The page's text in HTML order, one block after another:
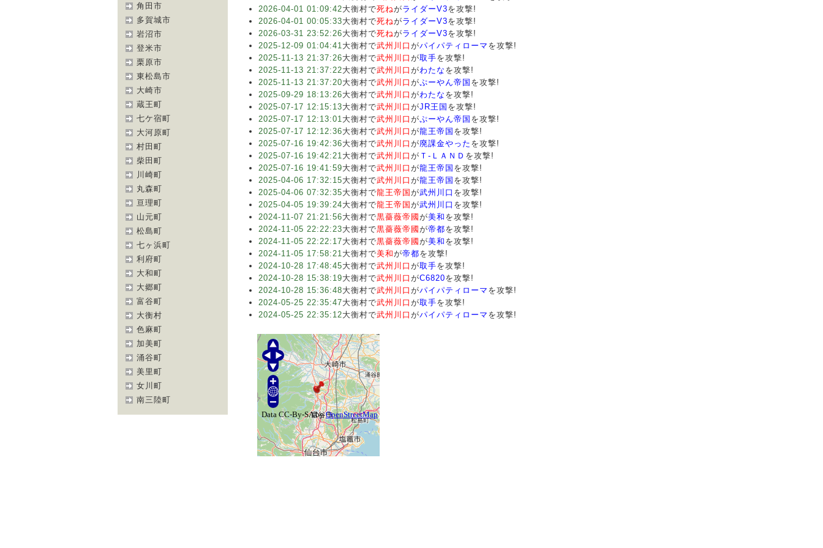
角田市
多賀城市
岩沼市
登米市
栗原市
東松島市
大崎市
蔵王町
七ケ宿町
大河原町
村田町
柴田町
川崎町
丸森町
亘理町
山元町
松島町
七ヶ浜町
利府町
大和町
大郷町
富谷町
大衡村
色麻町
加美町
涌谷町
美里町
女川町
南三陸町
2026-04-01 01:09:42大衡村で死ねがライダーV3を攻撃!
2026-04-01 00:05:33大衡村で死ねがライダーV3を攻撃!
2026-03-31 23:52:26大衡村で死ねがライダーV3を攻撃!
2025-12-09 01:04:41大衡村で武州川口 がパイパティローマ を攻撃!
2025-11-13 21:37:26大衡村で武州川口 が取手を攻撃!
2025-11-13 21:37:22大衡村で武州川口 がわたな を攻撃!
2025-11-13 21:37:20大衡村で武州川口 がぷーやん帝国 を攻撃!
2025-09-29 18:13:26大衡村で武州川口 がわたな を攻撃!
2025-07-17 12:15:13大衡村で武州川口 がJR王国 を攻撃!
2025-07-17 12:13:01大衡村で武州川口 がぷーやん帝国 を攻撃!
2025-07-17 12:12:36大衡村で武州川口 が龍王帝国 を攻撃!
2025-07-16 19:42:36大衡村で武州川口 が廃課金やった を攻撃!
2025-07-16 19:42:21大衡村で武州川口 が Ｔ‐ＬＡＮＤ を攻撃!
2025-07-16 19:41:59大衡村で武州川口 が龍王帝国 を攻撃!
2025-04-06 17:32:15大衡村で武州川口 が龍王帝国 を攻撃!
2025-04-06 07:32:35大衡村で龍王帝国 が武州川口 を攻撃!
2025-04-05 19:39:24大衡村で龍王帝国 が武州川口 を攻撃!
2024-11-07 21:21:56大衡村で黒薔薇帝國 が美和 を攻撃!
2024-11-05 22:22:23大衡村で黒薔薇帝國 が帝都を攻撃!
2024-11-05 22:22:17大衡村で黒薔薇帝國 が美和 を攻撃!
2024-11-05 17:58:21大衡村で美和が帝都を攻撃!
2024-10-28 17:48:45大衡村で武州川口 が取手を攻撃!
2024-10-28 15:38:19大衡村で武州川口 がC6820を攻撃!
2024-10-28 15:36:48大衡村で武州川口 がパイパティローマ を攻撃!
2024-05-25 22:35:47大衡村で武州川口 が取手を攻撃!
2024-05-25 22:35:12大衡村で武州川口 がパイパティローマ を攻撃!